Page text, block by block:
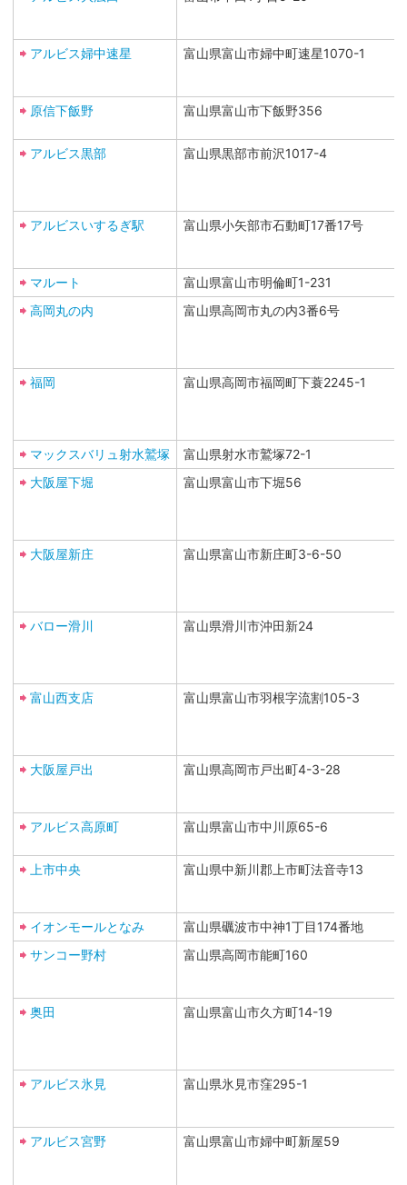
アルビス婦中速星 富山県富山市婦中町速星1070-1
原信下飯野 富山県富山市下飯野356
アルビス黒部 富山県黒部市前沢1017-4
アルビスいするぎ駅 富山県小矢部市石動町17番17号
マルート
富山県富山市明倫町1-231
高岡丸の内
富山県高岡市丸の内3番6号
福岡 富山県高岡市福岡町下蓑2245-1
マックスバリュ射水鷲塚
富山県射水市鷲塚72-1
大阪屋下堀
富山県富山市下堀56
大阪屋新庄 富山県富山市新庄町3-6-50
バロー滑川 富山県滑川市沖田新24
富山西支店 富山県富山市羽根字流割105-3
大阪屋戸出 富山県高岡市戸出町4-3-28
アルビス高原町 富山県富山市中川原65-6
上市中央 富山県中新川郡上市町法音寺13
イオンモールとなみ
富山県礪波市中神1丁目174番地
サンコー野村
富山県高岡市能町160
奥田 富山県富山市久方町14-19
アルビス氷見 富山県氷見市窪295-1
アルビス宮野 富山県富山市婦中町新屋59